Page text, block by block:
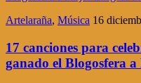
Artelaraña, Música 16
17 canciones para
ganado el Blogosfera